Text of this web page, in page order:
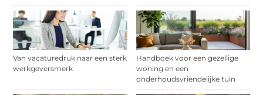
Van vacaturedruk naar een sterk
werkgeversmerk
Handboek voor een gezellige
woning en een
onderhoudsvriendelijke tuin